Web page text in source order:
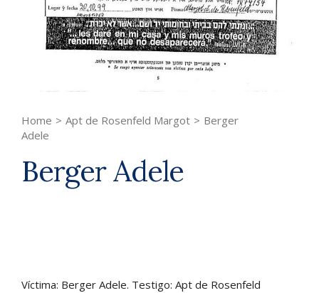
Home > Apt de Rosenfeld Margot > Berger
Adele
Berger Adele
Víctima: Berger Adele. Testigo: Apt de Rosenfeld